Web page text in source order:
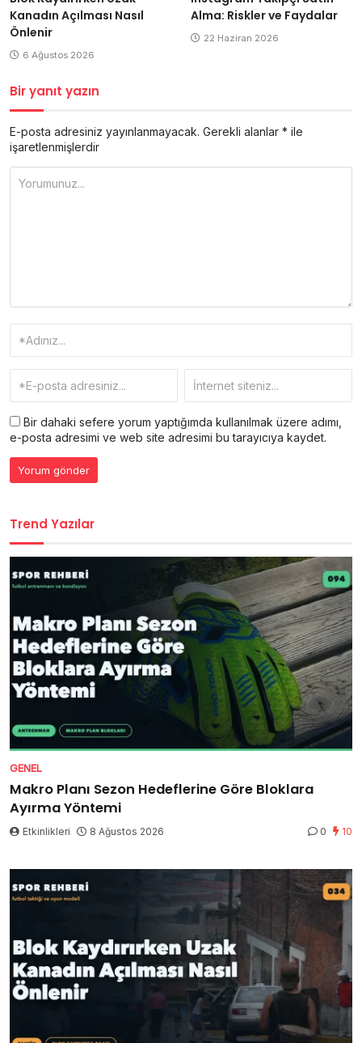
Kanadın Açılması Nasıl
Önlenir
6 Ağustos 2026
Alma: Riskler ve Faydalar
22 Haziran 2026
Bir yanıt yazın
E-posta adresiniz yayınlanmayacak. Gerekli alanlar * ile
işaretlenmişlerdir
Bir dahaki sefere yorum yaptığımda kullanılmak üzere adımı,
e-posta adresimi ve web site adresimi bu tarayıcıya kaydet.
Trend Yazılar
GENEL
Makro Planı Sezon Hedeflerine Göre Bloklara
Ayırma Yöntemi
Etkinlikleri 8 Ağustos 2026 0 10